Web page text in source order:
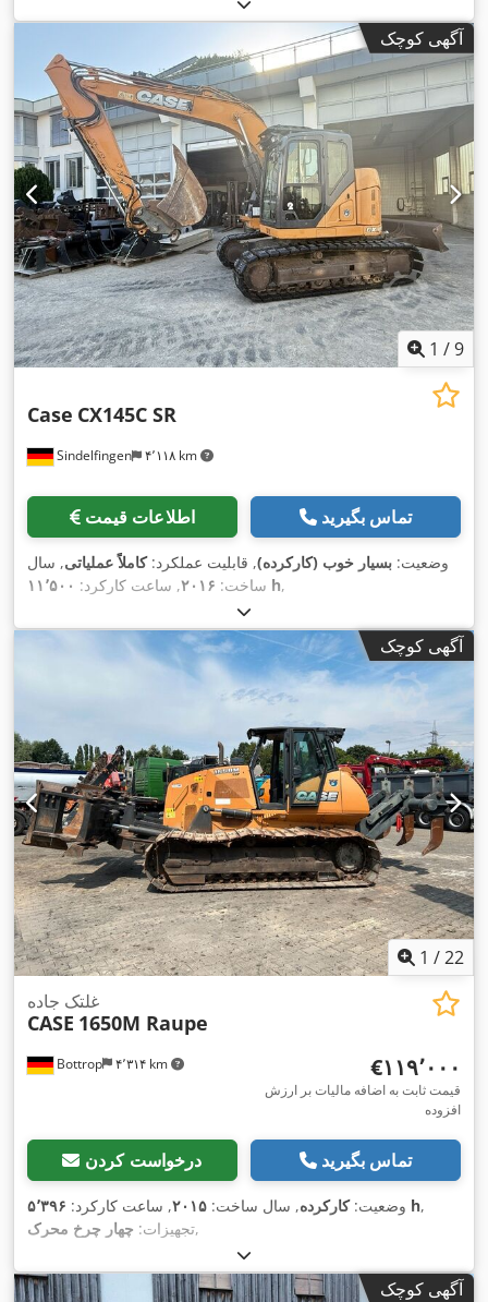
آگهی کوچک
1 /9
Sindelfingen ۴٬۱۱۸ km
Case CX145C SR
اطلاعات قیمت تماس بگیرید
وضعیت: بسیار خوب (کارکرده), قابلیت عملکرد:کاملاً عملیاتی, سال
ساخت: ۲۰۱۶, ساعت کارکرد: ۱۱٬۵۰۰ h,
آگهی کوچک
1 /22
Bottrop ۴٬۳۱۴ km
غلتک جاده
CASE 1650M Raupe
‎€۱۱۹٬۰۰۰
قیمت ثابت به اضافه مالیات بر ارزش
افزوده
درخواست کردن تماس بگیرید
وضعیت:کارکرده, سال ساخت: ۲۰۱۵, ساعت کارکرد: ۵٬۳۹۶ h,
تجهیزات: چهار چرخ محرک ,
آگهی کوچک